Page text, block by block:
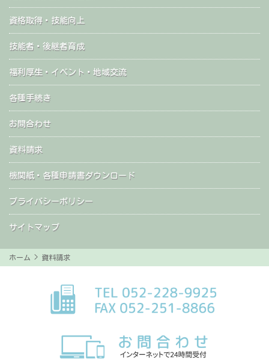
資格取得・技能向上
技能者・後継者育成
福利厚生・イベント・地域交流
各種手続き
お問合わせ
資料請求
機関紙・各種申請書ダウンロード
プライバシーポリシー
サイトマップ
ホーム > 資料請求